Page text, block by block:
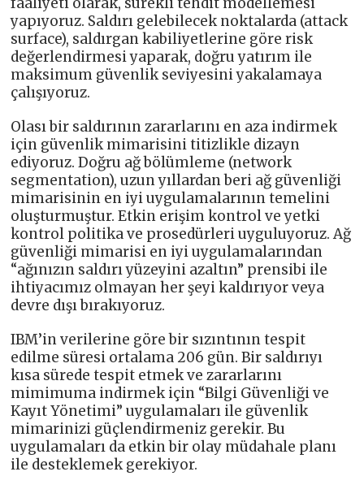
yapıyoruz. Saldırı gelebilecek noktalarda (attack
surface), saldırgan kabiliyetlerine göre risk
değerlendirmesi yaparak, doğru yatırım ile
maksimum güvenlik seviyesini yakalamaya
çalışıyoruz.
Olası bir saldırının zararlarını en aza indirmek
için güvenlik mimarisini titizlikle dizayn
ediyoruz. Doğru ağ bölümleme (network
segmentation), uzun yıllardan beri ağ güvenliği
mimarisinin en iyi uygulamalarının temelini
oluşturmuştur. Etkin erişim kontrol ve yetki
kontrol politika ve prosedürleri uyguluyoruz. Ağ
güvenliği mimarisi en iyi uygulamalarından
“ağınızın saldırı yüzeyini azaltın” prensibi ile
ihtiyacımız olmayan her şeyi kaldırıyor veya
devre dışı bırakıyoruz.
IBM’in verilerine göre bir sızıntının tespit
edilme süresi ortalama 206 gün. Bir saldırıyı
kısa sürede tespit etmek ve zararlarını
mimimuma indirmek için “Bilgi Güvenliği ve
Kayıt Yönetimi” uygulamaları ile güvenlik
mimarinizi güçlendirmeniz gerekir. Bu
uygulamaları da etkin bir olay müdahale planı
ile desteklemek gerekiyor.